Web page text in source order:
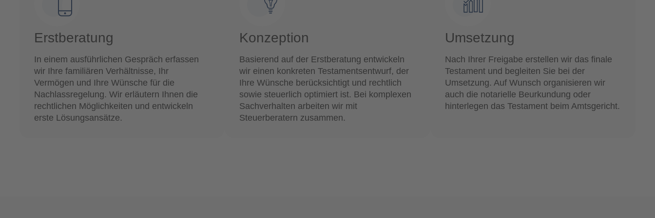
Erstberatung
In einem ausführlichen Gespräch erfassen
wir Ihre familiären Verhältnisse, Ihr
Vermögen und Ihre Wünsche für die
Nachlassregelung. Wir erläutern Ihnen die
rechtlichen Möglichkeiten und entwickeln
erste Lösungsansätze.
Konzeption
Basierend auf der Erstberatung entwickeln
wir einen konkreten Testamentsentwurf, der
Ihre Wünsche berücksichtigt und rechtlich
sowie steuerlich optimiert ist. Bei komplexen
Sachverhalten arbeiten wir mit
Steuerberatern zusammen.
Umsetzung
Nach Ihrer Freigabe erstellen wir das finale
Testament und begleiten Sie bei der
Umsetzung. Auf Wunsch organisieren wir
auch die notarielle Beurkundung oder
hinterlegen das Testament beim Amtsgericht.